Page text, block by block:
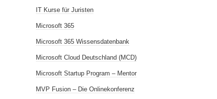
IT Kurse für Juristen
Microsoft 365
Microsoft 365 Wissensdatenbank
Microsoft Cloud Deutschland (MCD)
Microsoft Startup Program – Mentor
MVP Fusion – Die Onlinekonferenz